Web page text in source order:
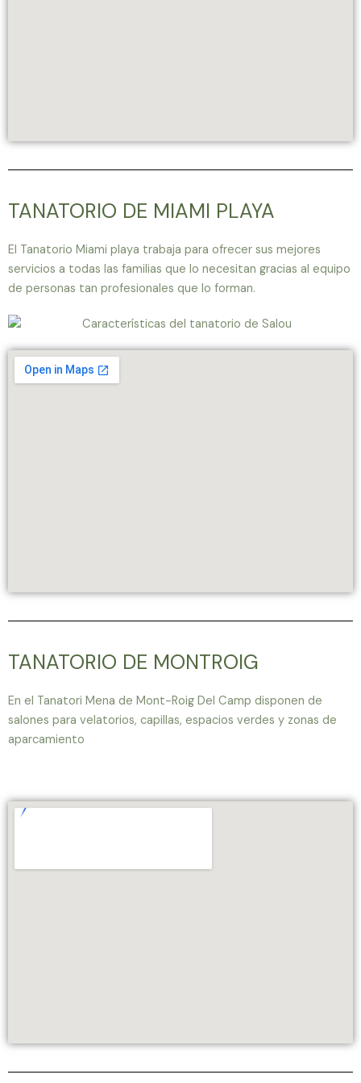
TANATORIO DE MIAMI PLAYA
El Tanatorio Miami playa trabaja para ofrecer sus mejores
servicios a todas las familias que lo necesitan gracias al equipo
de personas tan profesionales que lo forman.
TANATORIO DE MONTROIG
En el Tanatori Mena de Mont-Roig Del Camp disponen de
salones para velatorios, capillas, espacios verdes y zonas de
aparcamiento